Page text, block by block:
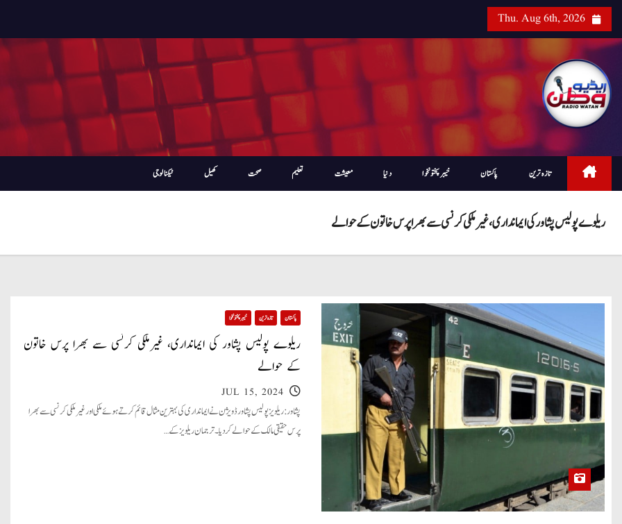
i
Thu. Aug 6th, 2026
تازہ ترین پاکستان خیبرپختونخوا دنیا معیشت تعلیم صحت کھیل ٹیکنالوجی
ریلوے پولیس پشاور کی ایمانداری، غیرملکی کرنسی سے بھرا پرس خاتون کے حوالے
پاکستان تازہ ترین خیبر پختونخوا
ریلوے پولیس پشاور کی ایمانداری، غیرملکی کرنسی سے بھرا پرس خاتون
کے حوالے
JUL 15, 2024
پشاور: ریلویز پولیس پشاور ڈویژن نے ایمانداری کی بہترین مثال قائم کرتے ہوئے ملکی اور غیر ملکی کرنسی سے بھرا
پرس حقیقی مالک کے حوالے کر دیا۔ ترجمان ریلویز کے…